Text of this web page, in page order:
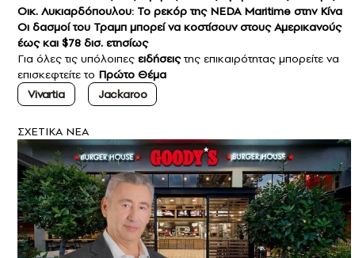
Οικ. Λυκιαρδόπουλου: To ρεκόρ της NEDA Maritime στην Κίνα
Οι δασμοί του Τραμπ μπορεί να κοστίσουν στους Αμερικανούς
έως και $78 δισ. ετησίως
Για όλες τις υπόλοιπες ειδήσεις της επικαιρότητας μπορείτε να
επισκεφτείτε το Πρώτο Θέμα
Vivartia
Jackaroo
ΣXETIKA NEA